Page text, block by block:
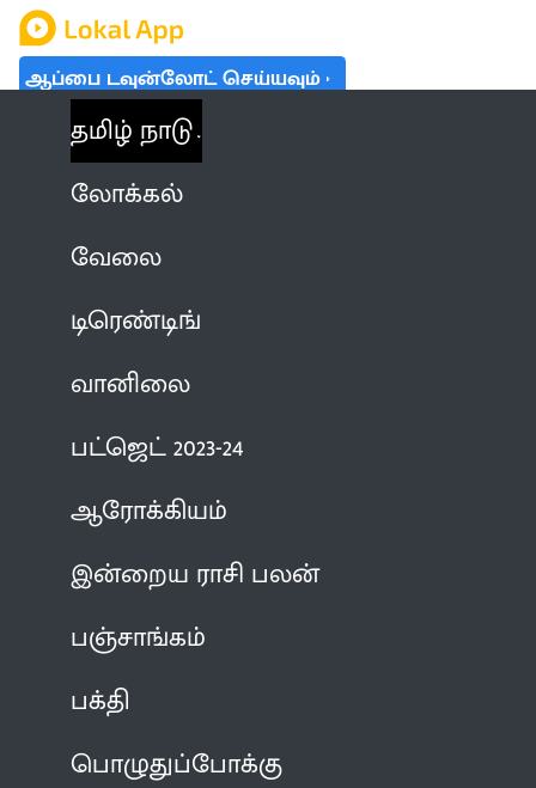
ஆப்பை டவுன்லோட் செய்யவும்
தமிழ் நாடு
லோக்கல்
வேலை
டிரெண்டிங்
வானிலை
பட்ஜெட் 2023-24
ஆரோக்கியம்
இன்றைய ராசி பலன்
பஞ்சாங்கம்
பக்தி
பொழுதுப்போக்கு